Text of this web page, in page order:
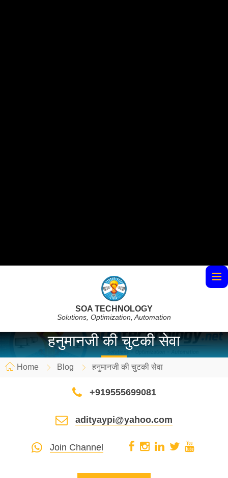
SOA TECHNOLOGY
Solutions, Optimization, Automation
हनुमानजी की चुटकी सेवा
Home Blog हनुमानजी की चुटकी सेवा
+919555699081
adityaypi@yahoo.com
Join Channel